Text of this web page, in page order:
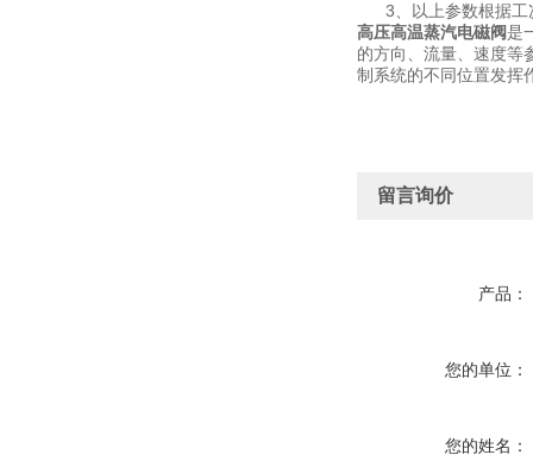
3、以上参数根据工
高压高温蒸汽电磁阀是
的方向、流量、速度等
制系统的不同位置发挥
留言询价
产品：
您的单位：
您的姓名：